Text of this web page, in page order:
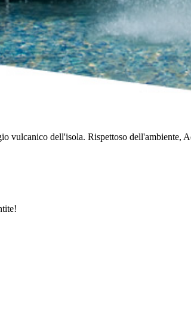
vulcanico dell'isola. Rispettoso dell'ambiente,